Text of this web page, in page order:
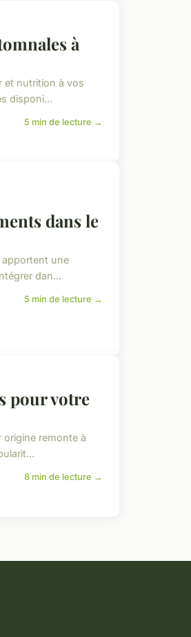
à
et nutrition à vos
disponi...
5 min de lecture →
dans le
apportent une
dan...
5 min de lecture →
pour votre
remonte à
8 min de lecture →